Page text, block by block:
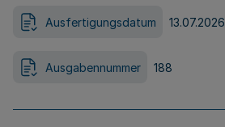
Ausfertigungsdatum 13.07.2026
Ausgabennummer 188